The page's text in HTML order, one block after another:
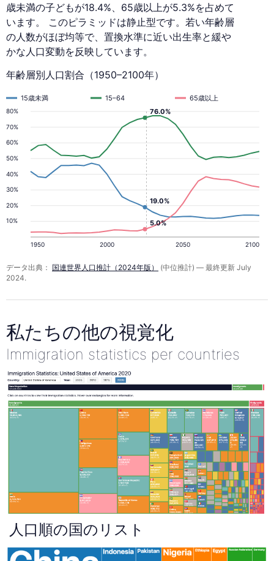
歳未満の子どもが18.4%、65歳以上が5.3%を占めて
います。 このピラミッドは静止型です。若い年齢層
の人数がほぼ均等で、置換水準に近い出生率と緩や
かな人口変動を反映しています。
年齢層別人口割合（1950–2100年）
10%
20%
30%
40%
50%
60%
70%
80%
1950 2000 2050 2100
15歳未満 15–64 65歳以上
19.0%
5.0%
76.0%
データ出典： 国連世界人口推計（2024年版）
(中位推計) — 最終更新 July
2024.
私たちの他の視覚化
Immigration statistics per countries
人口順の国のリスト